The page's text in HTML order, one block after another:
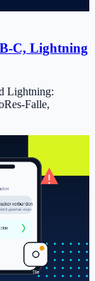
C, Lightning
Lightning:
Falle,